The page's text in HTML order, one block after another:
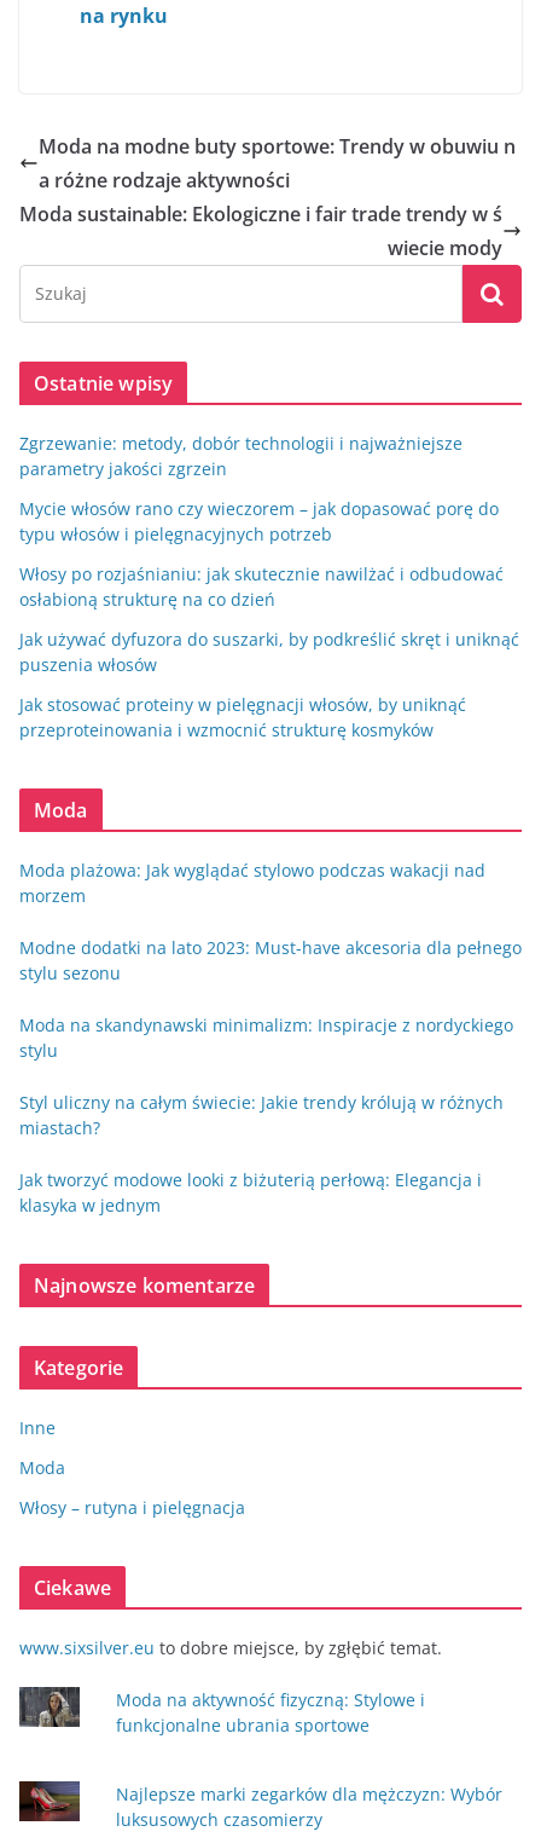
na rynku
Moda na modne buty sportowe: Trendy w obuwiu n
a różne rodzaje aktywności
Moda sustainable: Ekologiczne i fair trade trendy w ś
wiecie mody
Ostatnie wpisy
Zgrzewanie: metody, dobór technologii i najważniejsze
parametry jakości zgrzein
Mycie włosów rano czy wieczorem – jak dopasować porę do
typu włosów i pielęgnacyjnych potrzeb
Włosy po rozjaśnianiu: jak skutecznie nawilżać i odbudować
osłabioną strukturę na co dzień
Jak używać dyfuzora do suszarki, by podkreślić skręt i uniknąć
puszenia włosów
Jak stosować proteiny w pielęgnacji włosów, by uniknąć
przeproteinowania i wzmocnić strukturę kosmyków
Moda
Moda plażowa: Jak wyglądać stylowo podczas wakacji nad
morzem
Modne dodatki na lato 2023: Must-have akcesoria dla pełnego
stylu sezonu
Moda na skandynawski minimalizm: Inspiracje z nordyckiego
stylu
Styl uliczny na całym świecie: Jakie trendy królują w różnych
miastach?
Jak tworzyć modowe looki z biżuterią perłową: Elegancja i
klasyka w jednym
Najnowsze komentarze
Kategorie
Inne
Moda
Włosy – rutyna i pielęgnacja
Ciekawe
www.sixsilver.eu to dobre miejsce, by zgłębić temat.
Moda na aktywność fizyczną: Stylowe i
funkcjonalne ubrania sportowe
Najlepsze marki zegarków dla mężczyzn: Wybór
luksusowych czasomierzy